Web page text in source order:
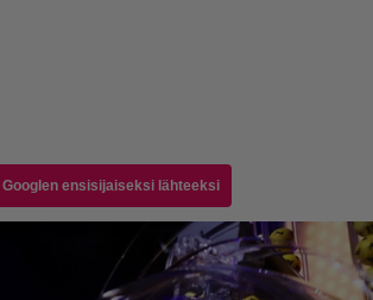
Googlen ensisijaiseksi lähteeksi